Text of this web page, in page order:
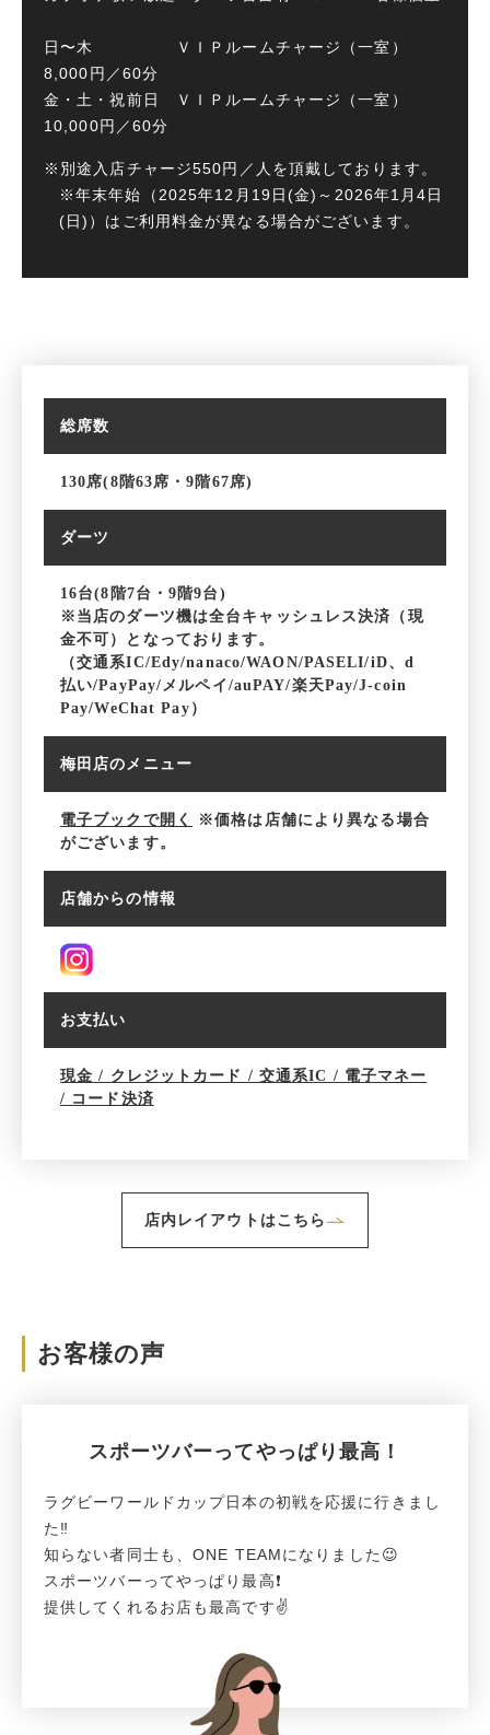
日〜木 ＶＩＰルームチャージ（一室）
8,000円／60分
金・土・祝前日 ＶＩＰルームチャージ（一室）
10,000円／60分
※別途入店チャージ550円／人を頂戴しております。
※年末年始（2025年12月19日(金)～2026年1月4日
(日)）はご利用料金が異なる場合がございます。
総席数
130席(8階63席・9階67席)
ダーツ
16台(8階7台・9階9台)
※当店のダーツ機は全台キャッシュレス決済（現
金不可）となっております。
（交通系IC/Edy/nanaco/WAON/PASELI/iD、d
払い/PayPay/メルペイ/auPAY/楽天Pay/J-coin
Pay/WeChat Pay）
梅田店のメニュー
電子ブックで開く 新しいWindowで開きます
※価格は店舗により異なる場合
がございます。
店舗からの情報
お支払い
現金 / クレジットカード / 交通系IC / 電子マネー
/ コード決済
店内レイアウトはこちら
お客様の声
スポーツバーってやっぱり最高！
ラグビーワールドカップ日本の初戦を応援に行きまし
た‼️
知らない者同士も、ONE TEAMになりました😉
スポーツバーってやっぱり最高❗️
提供してくれるお店も最高です✌️